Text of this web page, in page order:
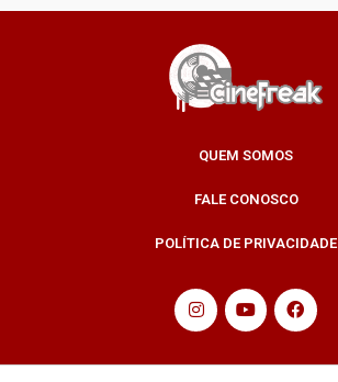
QUEM SOMOS
FALE CONOSCO
POLÍTICA DE PRIVACIDADE